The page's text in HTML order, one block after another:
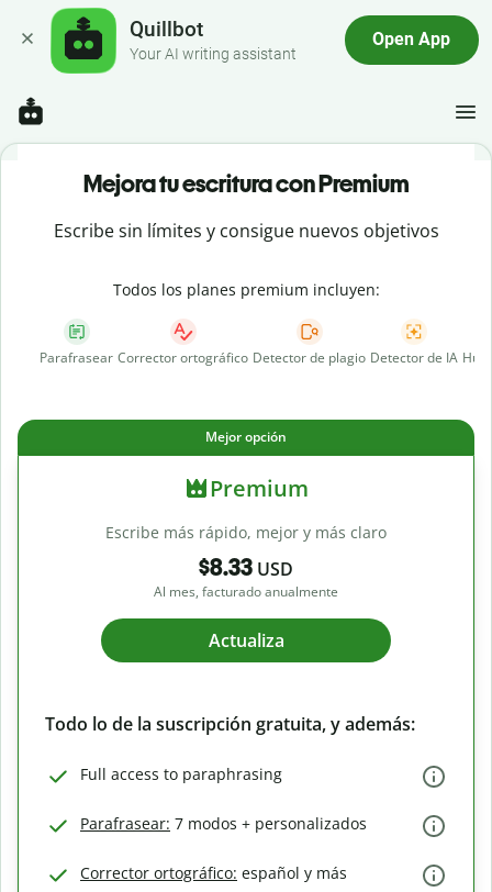
Quillbot
Your AI writing assistant
Open App
Mejora tu escritura con Premium
Escribe sin límites y consigue nuevos objetivos
Todos los planes premium incluyen:
Parafrasear Corrector ortográfico Detector de plagio Detector de IA
Mejor opción
Premium
Escribe más rápido, mejor y más claro
$8.33 USD
Al mes, facturado anualmente
Actualiza
Todo lo de la suscripción gratuita, y además:
Full access to paraphrasing
Parafrasear: 7 modos + personalizados
Corrector ortográfico: español y más